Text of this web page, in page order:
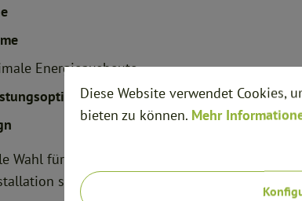
Energieausbeute
Wahl für alle, die eine
suchen.
Diese Website verwendet Cookies,
bieten zu können. Mehr